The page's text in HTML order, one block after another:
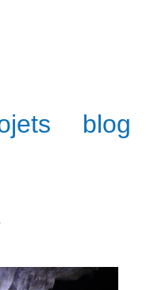
blog